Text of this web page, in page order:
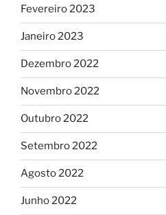
Fevereiro 2023
Janeiro 2023
Dezembro 2022
Novembro 2022
Outubro 2022
Setembro 2022
Agosto 2022
Junho 2022